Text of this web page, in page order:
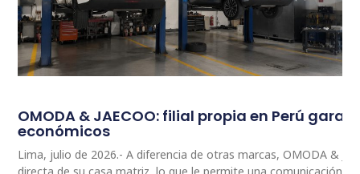
OMODA & JAECOO: filial propia en Perú
económicos
Lima, julio de 2026.- A diferencia de otras marcas, OMODA &